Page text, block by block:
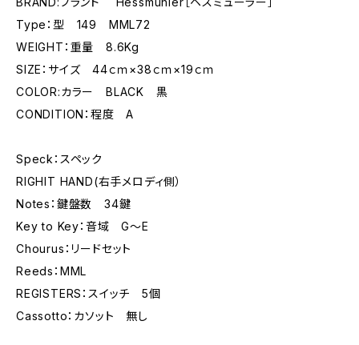
Type：型 149 MML72
WEIGHT：重量 8.6Kg
SIZE：サイズ 44ｃｍ×38ｃｍ×19ｃｍ
COLOR:カラー BLACK 黒
CONDITION：程度 A
Speck：スペック
RIGHIT HAND(右手メロディ側）
Notes：鍵盤数 34鍵
Key to Key：音域 G～E
Chourus：リードセット
Reeds：MML
REGISTERS：スイッチ 5個
Cassotto：カソット 無し